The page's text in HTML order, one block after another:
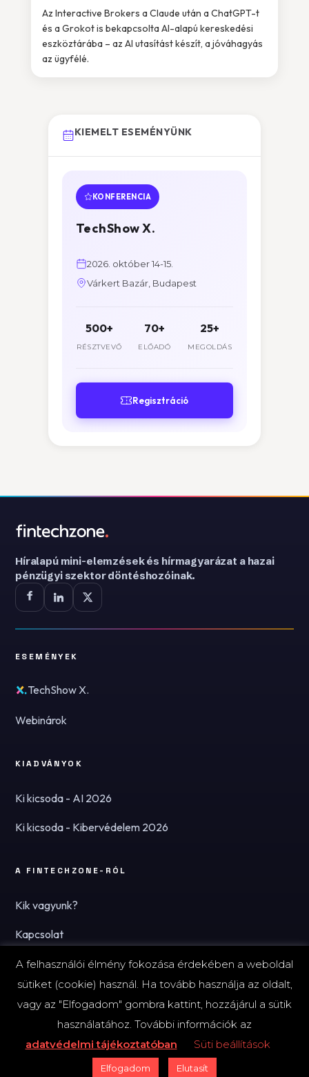
Az Interactive Brokers a Claude után a ChatGPT-t
és a Grokot is bekapcsolta AI-alapú kereskedési
eszköztárába – az AI utasítást készít, a jóváhagyás
az ügyfélé.
KIEMELT ESEMÉNYÜNK
KONFERENCIA
TechShow X.
2026. október 14-15.
Várkert Bazár, Budapest
500+
RÉSZTVEVŐ
70+
ELŐADÓ
25+
MEGOLDÁS
Regisztráció
Híralapú mini-elemzések és hírmagyarázat a hazai
pénzügyi szektor döntéshozóinak.
ESEMÉNYEK
TechShow X.
Webinárok
KIADVÁNYOK
Ki kicsoda - AI 2026
Ki kicsoda - Kibervédelem 2026
A FINTECHZONE-RÓL
Kik vagyunk?
Kapcsolat
Hírlevél
© 2026 FinTechZone.hu - A FinTech Group Kft.
Adatvédelmi tájékoztató (PDF)Süti-beállítások
A felhasználói élmény fokozása érdekében a weboldal
sütiket (cookie) használ. Ha tovább használja az oldalt,
vagy az "Elfogadom" gombra kattint, hozzájárul a sütik
használatához. További információk az
adatvédelmi tájékoztatóban
Süti beállítások
Elfogadom Elutasít